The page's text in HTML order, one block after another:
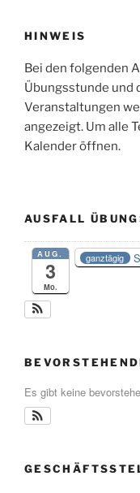
HINWEIS
Bei den folgenden
Übungsstunde und
Veranstaltungen
angezeigt. Um alle
Kalender öffnen.
AUSFALL
AUG.
3
Mo.
ganztägig
Es gibt keine